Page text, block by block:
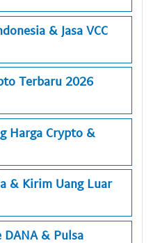
& Jasa VCC
Terbaru 2026
Harga Crypto &
& Kirim Uang Luar
DANA & Pulsa